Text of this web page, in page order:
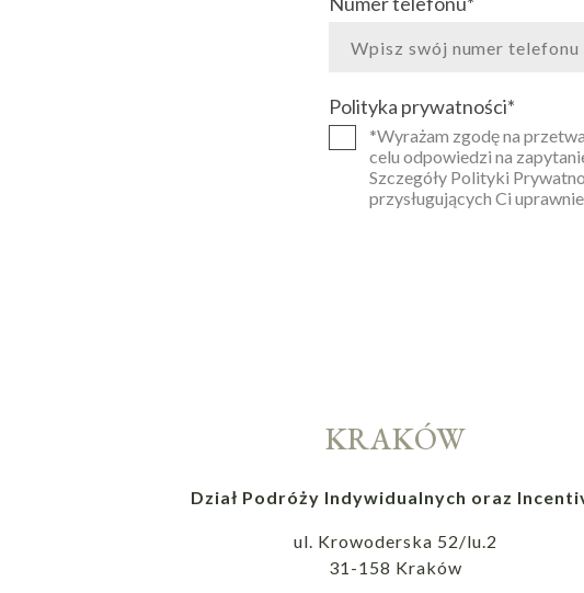
Polityka prywatności*
*Wyrażam zgodę na
celu odpowiedzi na
Szczegóły Polityki
przysługujących Ci
KRAKÓW
Dział Podróży Indywidualnych oraz
ul. Krowoderska 52/lu.2
31-158 Kraków